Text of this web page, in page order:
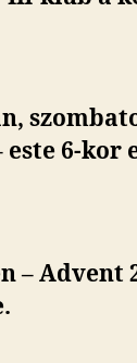
este 6-kor
–